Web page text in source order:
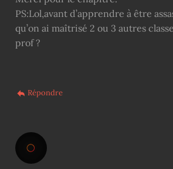
PS:Lol,avant d’apprendre à être
qu’on ai maîtrisé 2 ou 3 autres
prof ?
Répondre